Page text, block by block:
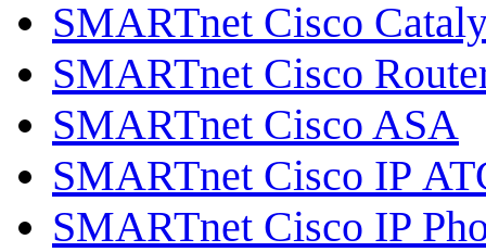
SMARTnet Cisco
SMARTnet Cisco
SMARTnet Cisco ASA
SMARTnet Cisco IP
SMARTnet Cisco IP